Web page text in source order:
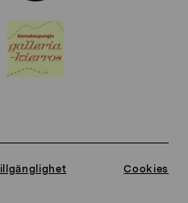
Cookies